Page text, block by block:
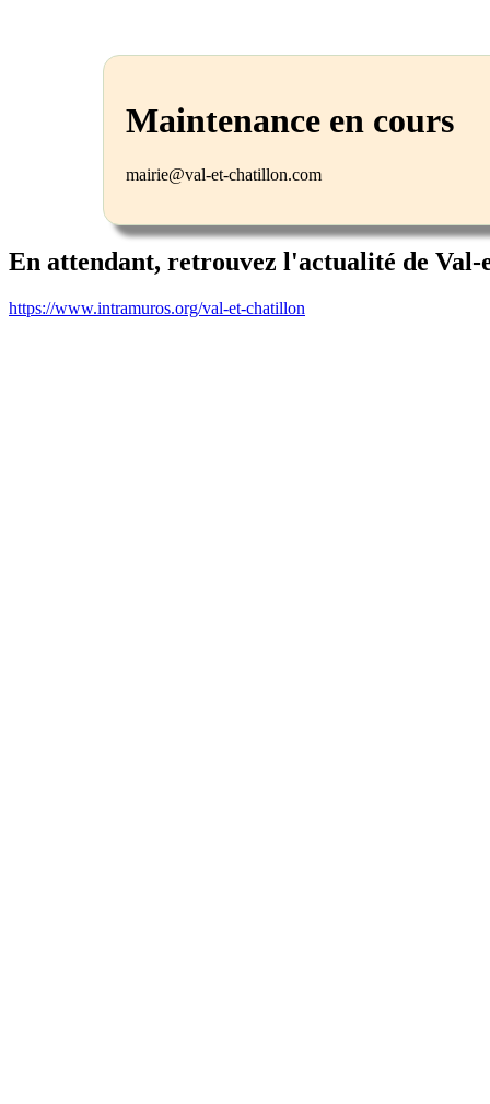
Maintenance en cours
mairie@val-et-chatillon.com
En attendant, retrouvez l'actualité de
https://www.intramuros.org/val-et-chatillon